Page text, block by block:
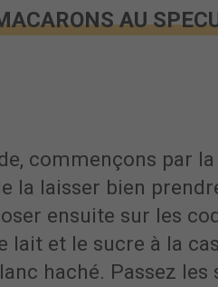
AU
commençons par
la laisser bien
ensuite sur les
lait et le sucre à la
haché. Passez